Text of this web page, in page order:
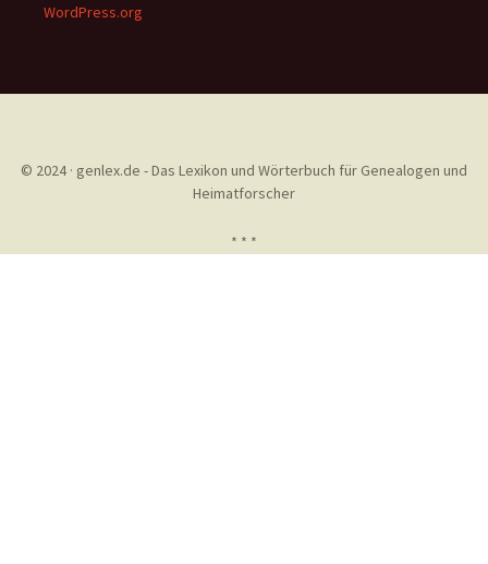
WordPress.org
© 2024 · genlex.de - Das Lexikon und Wörterbuch für Genealogen und
Heimatforscher
* * *